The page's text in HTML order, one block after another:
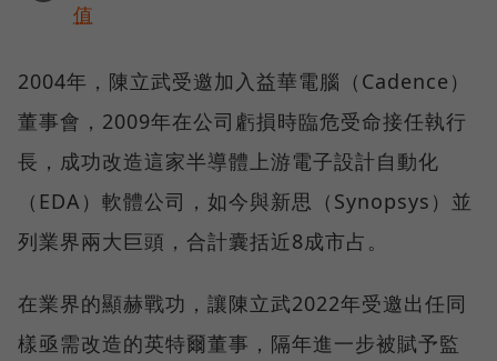
值
2004年，陳立武受邀加入益華電腦（Cadence）
董事會，2009年在公司虧損時臨危受命接任執行
長，成功改造這家半導體上游電子設計自動化
（EDA）軟體公司，如今與新思（Synopsys）並
列業界兩大巨頭，合計囊括近8成市占。
在業界的顯赫戰功，讓陳立武2022年受邀出任同
樣亟需改造的英特爾董事，隔年進一步被賦予監